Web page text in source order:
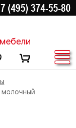
(495) 374-55-80
молочный